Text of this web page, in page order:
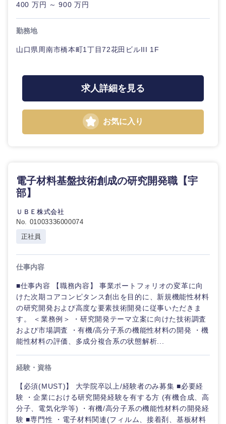
400 万円 ～ 900 万円
勤務地
山口県周南市橋本町1丁目72花田ビルIII 1F
求人詳細を見る
お気に入り
電子材料基盤技術創成の研究開発職【宇
部】
ＵＢＥ株式会社
No. 01003336000074
正社員
仕事内容
■仕事内容 【職務内容】 事業ポートフォリオの変革に向
けた次期コアコンピタンス創出を目的に、新規機能性材料
の研究開発および高度な要素技術開発に従事いただきま
す。 ＜業務例＞ ・研究開発テーマ立案に向けた技術調査
および市場調査 ・有機/高分子系の機能性材料の開発 ・機
能性材料の評価、多成分複合系の状態解析...
経験・資格
【必須(MUST)】 大学院卒以上/経験者のみ募集 ■必要経
験 ・企業における研究開発経験を有する方 (有機合成、高
分子、電気化学等) ・有機/高分子系の機能性材料の開発経
験 ■専門性 ・電子材料関連(フィルム、接着剤、基板材料